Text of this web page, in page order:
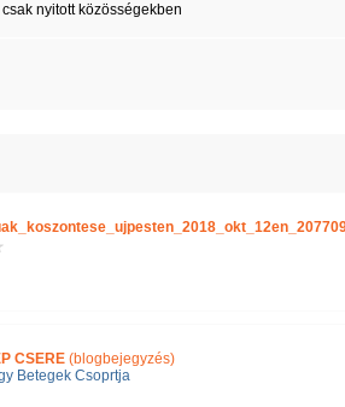
csak nyitott közösségekben
CSERE (blogbejegyzés)
Betegek Csoprtja